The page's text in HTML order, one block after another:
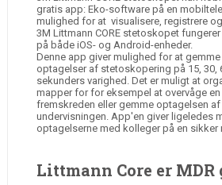
gratis app: Eko-software på en
mulighed for at visualisere, registrere
3M Littmann CORE stetoskopet
på både iOS- og Android-enheder.
Denne app giver mulighed for at
optagelser af stetoskopering på 15, 30,
sekunders varighed. Det er muligt at
mapper for for eksempel at overvåge
fremskreden eller gemme optagelsen af
undervisningen. App'en giver ligeledes
optagelserne med kolleger på en sikker
Littmann Core er MDR